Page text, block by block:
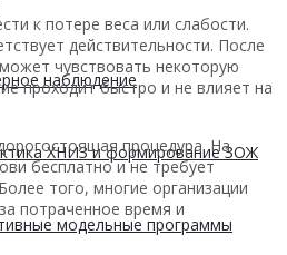
наблюдение
ХНИЗ и формирование ЗОЖ
модельные программы
к потере веса или слабости.
действительности. После
чувствовать некоторую
проходит быстро и не влияет на
процедура. На
бесплатно и не требует
того, многие организации
потраченное время и